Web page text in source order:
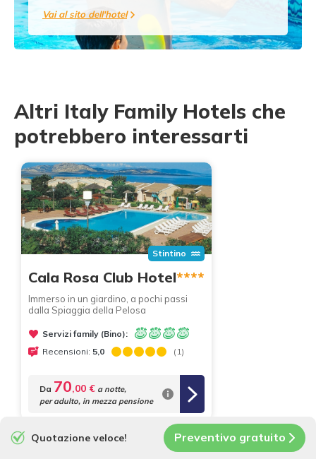
Vai al sito dell'hotel
Altri Italy Family Hotels che
potrebbero interessarti
Stintino
Cala Rosa Club Hotel****
Immerso in un giardino, a pochi passi
dalla Spiaggia della Pelosa
Servizi family (Bino):
Recensioni: 5,0 (1)
Da 70,00 € a notte,
per adulto, in mezza pensione
Quotazione veloce! Preventivo gratuito